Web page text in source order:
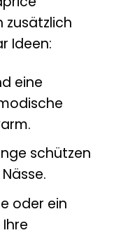
zusätzlich
Ideen:
eine
schützen
oder ein